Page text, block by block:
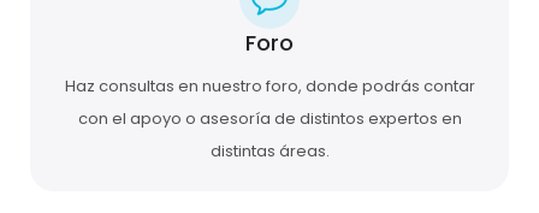
Foro
Haz consultas en nuestro foro, donde podrás contar
con el apoyo o asesoría de distintos expertos en
distintas áreas.